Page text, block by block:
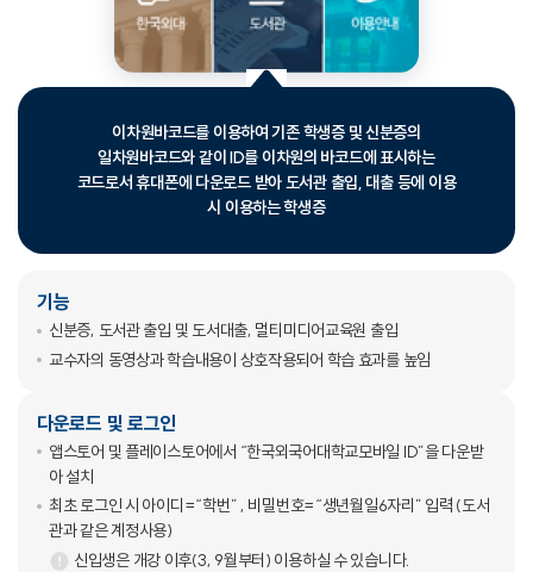
이차원바코드를 이용하여 기존 학생증 및 신분증의
일차원바코드와 같이 ID를 이차원의 바코드에 표시하는
코드로서 휴대폰에 다운로드 받아 도서관 출입, 대출 등에 이용
시 이용하는 학생증
기능
신분증, 도서관 출입 및 도서대출, 멀티미디어교육원 출입
교수자의 동영상과 학습내용이 상호작용되어 학습 효과를 높임
다운로드 및 로그인
앱스토어 및 플레이스토어에서 “한국외국어대학교모바일 ID”을 다운받
아 설치
최초 로그인 시 아이디=“학번” , 비밀번호=“생년월일6자리” 입력 (도서
관과 같은 계정사용)
신입생은 개강 이후(3, 9월부터) 이용하실 수 있습니다.